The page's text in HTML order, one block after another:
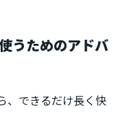
うためのアドバ
、できるだけ長く快